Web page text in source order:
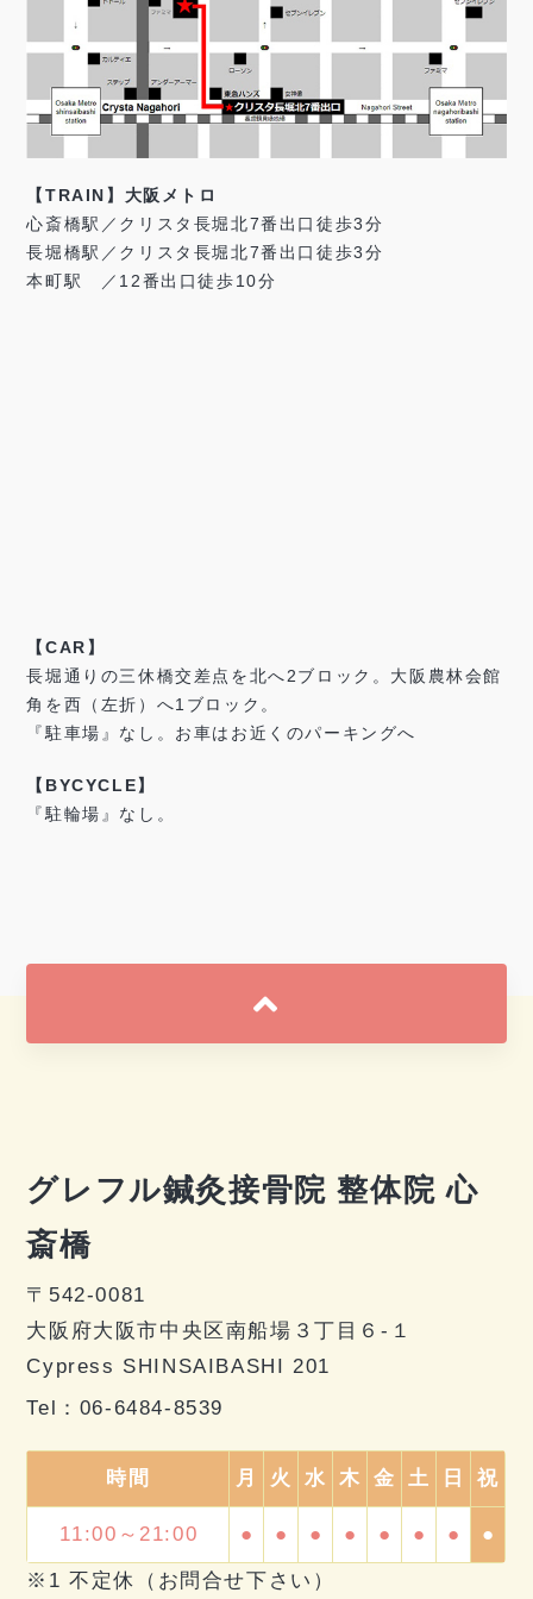
【TRAIN】大阪メトロ
心斎橋駅／クリスタ長堀北7番出口徒歩3分
長堀橋駅／クリスタ長堀北7番出口徒歩3分
本町駅 ／12番出口徒歩10分
【CAR】
長堀通りの三休橋交差点を北へ2ブロック。大阪農林会館
角を西（左折）へ1ブロック。
『駐車場』なし。お車はお近くのパーキングへ
【BYCYCLE】
『駐輪場』なし。
グレフル鍼灸接骨院 整体院 心
斎橋
〒542-0081
大阪府大阪市中央区南船場３丁目６-１
Cypress SHINSAIBASHI 201
Tel： 06-6484-8539
時間 月 火 水 木 金 土 日 祝
11:00～21:00 ● ● ● ● ● ● ● ●
※1 不定休（お問合せ下さい）